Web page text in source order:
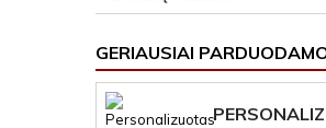
GERIAUSIAI